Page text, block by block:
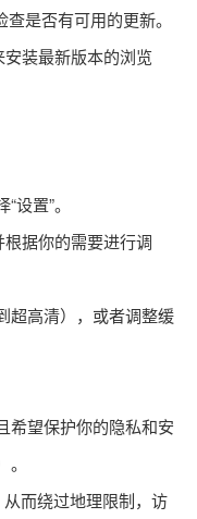
是否有可用的更新。
安装最新版本的浏览
置”。
根据你的需要进行调
超高清），或者调整缓
希望保护你的隐私和安
而绕过地理限制，访